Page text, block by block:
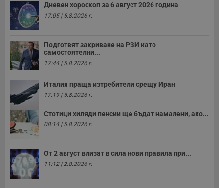
Дневен хороскоп за 6 август 2026 година
17:05 | 5.8.2026 г.
Подготвят закриване на РЗИ като
самостоятелни...
17:44 | 5.8.2026 г.
Италия праща изтребители срещу Иран
17:19 | 5.8.2026 г.
Стотици хиляди пенсии ще бъдат намалени, ако...
08:14 | 5.8.2026 г.
От 2 август влизат в сила нови правила при...
11:12 | 2.8.2026 г.